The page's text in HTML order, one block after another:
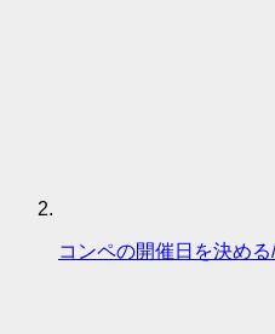
コンペの開催日を決め